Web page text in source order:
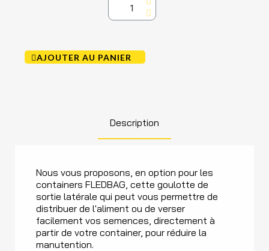
AJOUTER AU PANIER
Description
Nous vous proposons, en option pour les
containers FLEDBAG, cette goulotte de
sortie latérale qui peut vous permettre de
distribuer de l'aliment ou de verser
facilement vos semences, directement à
partir de votre container, pour réduire la
manutention.